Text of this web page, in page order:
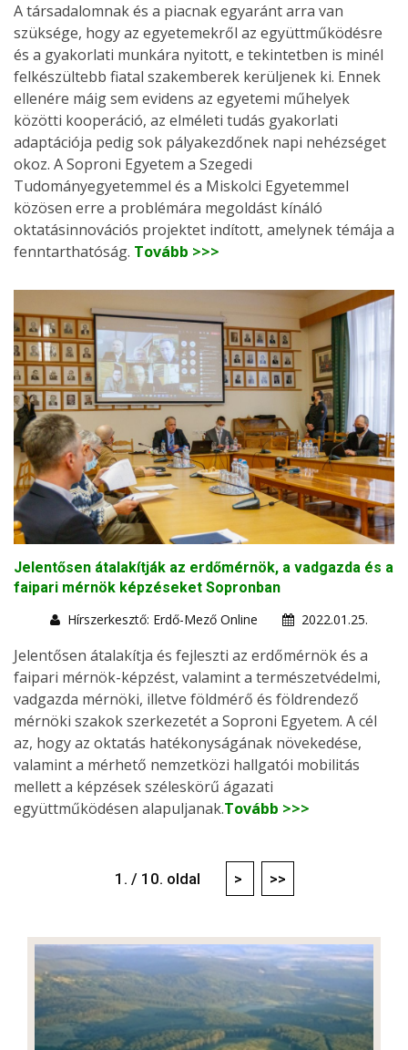
A társadalomnak és a piacnak egyaránt arra van
szüksége, hogy az egyetemekről az együttműködésre
és a gyakorlati munkára nyitott, e tekintetben is minél
felkészültebb fiatal szakemberek kerüljenek ki. Ennek
ellenére máig sem evidens az egyetemi műhelyek
közötti kooperáció, az elméleti tudás gyakorlati
adaptációja pedig sok pályakezdőnek napi nehézséget
okoz. A Soproni Egyetem a Szegedi
Tudományegyetemmel és a Miskolci Egyetemmel
közösen erre a problémára megoldást kínáló
oktatásinnovációs projektet indított, amelynek témája a
fenntarthatóság. Tovább >>>
Jelentősen átalakítják az erdőmérnök, a vadgazda és a
faipari mérnök képzéseket Sopronban
Hírszerkesztő: Erdő-Mező Online
2022.01.25.
Jelentősen átalakítja és fejleszti az erdőmérnök és a
faipari mérnök-képzést, valamint a természetvédelmi,
vadgazda mérnöki, illetve földmérő és földrendező
mérnöki szakok szerkezetét a Soproni Egyetem. A cél
az, hogy az oktatás hatékonyságának növekedése,
valamint a mérhető nemzetközi hallgatói mobilitás
mellett a képzések széleskörű ágazati
együttműködésen alapuljanak.Tovább >>>
1. / 10. oldal > >>